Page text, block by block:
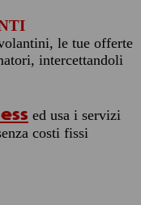
le tue offerte
intercettandoli
ed usa i servizi
costi fissi